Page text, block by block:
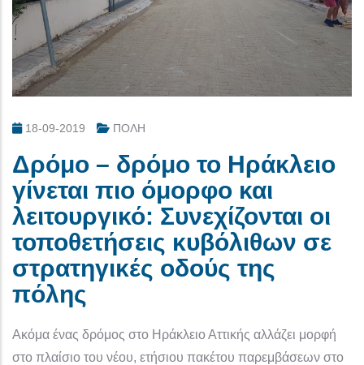
18-09-2019 ΠΟΛΗ
Δρόμο – δρόμο το Ηράκλειο
γίνεται πιο όμορφο και
λειτουργικό: Συνεχίζονται οι
τοποθετήσεις κυβόλιθων σε
στρατηγικές οδούς της
πόλης
Ακόμα ένας δρόμος στο Ηράκλειο Αττικής αλλάζει μορφή
στο πλαίσιο του νέου, ετήσιου πακέτου παρεμβάσεων στο